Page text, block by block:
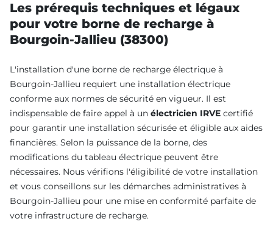
Les prérequis techniques et légaux
pour votre borne de recharge à
Bourgoin-Jallieu (38300)
L'installation d'une borne de recharge électrique à
Bourgoin-Jallieu requiert une installation électrique
conforme aux normes de sécurité en vigueur. Il est
indispensable de faire appel à un électricien IRVE certifié
pour garantir une installation sécurisée et éligible aux aides
financières. Selon la puissance de la borne, des
modifications du tableau électrique peuvent être
nécessaires. Nous vérifions l'éligibilité de votre installation
et vous conseillons sur les démarches administratives à
Bourgoin-Jallieu pour une mise en conformité parfaite de
votre infrastructure de recharge.